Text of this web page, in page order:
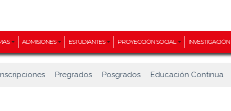
ADMISIONES ESTUDIANTES PROYECCIÓN SOCIAL INVESTIGACIÓN
Pregrados Posgrados Educación Continua